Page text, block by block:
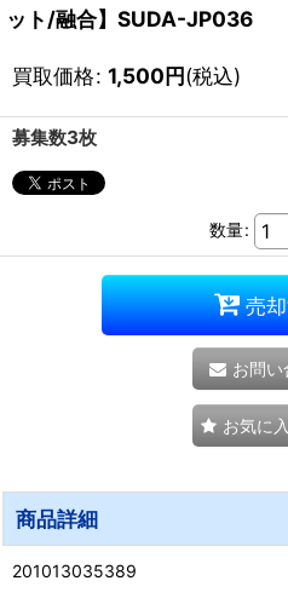
ット/融合】SUDA-JP036
買取価格: 1,500円(税込)
募集数3枚
数量:
売
お問い
お気に
商品詳細
201013035389